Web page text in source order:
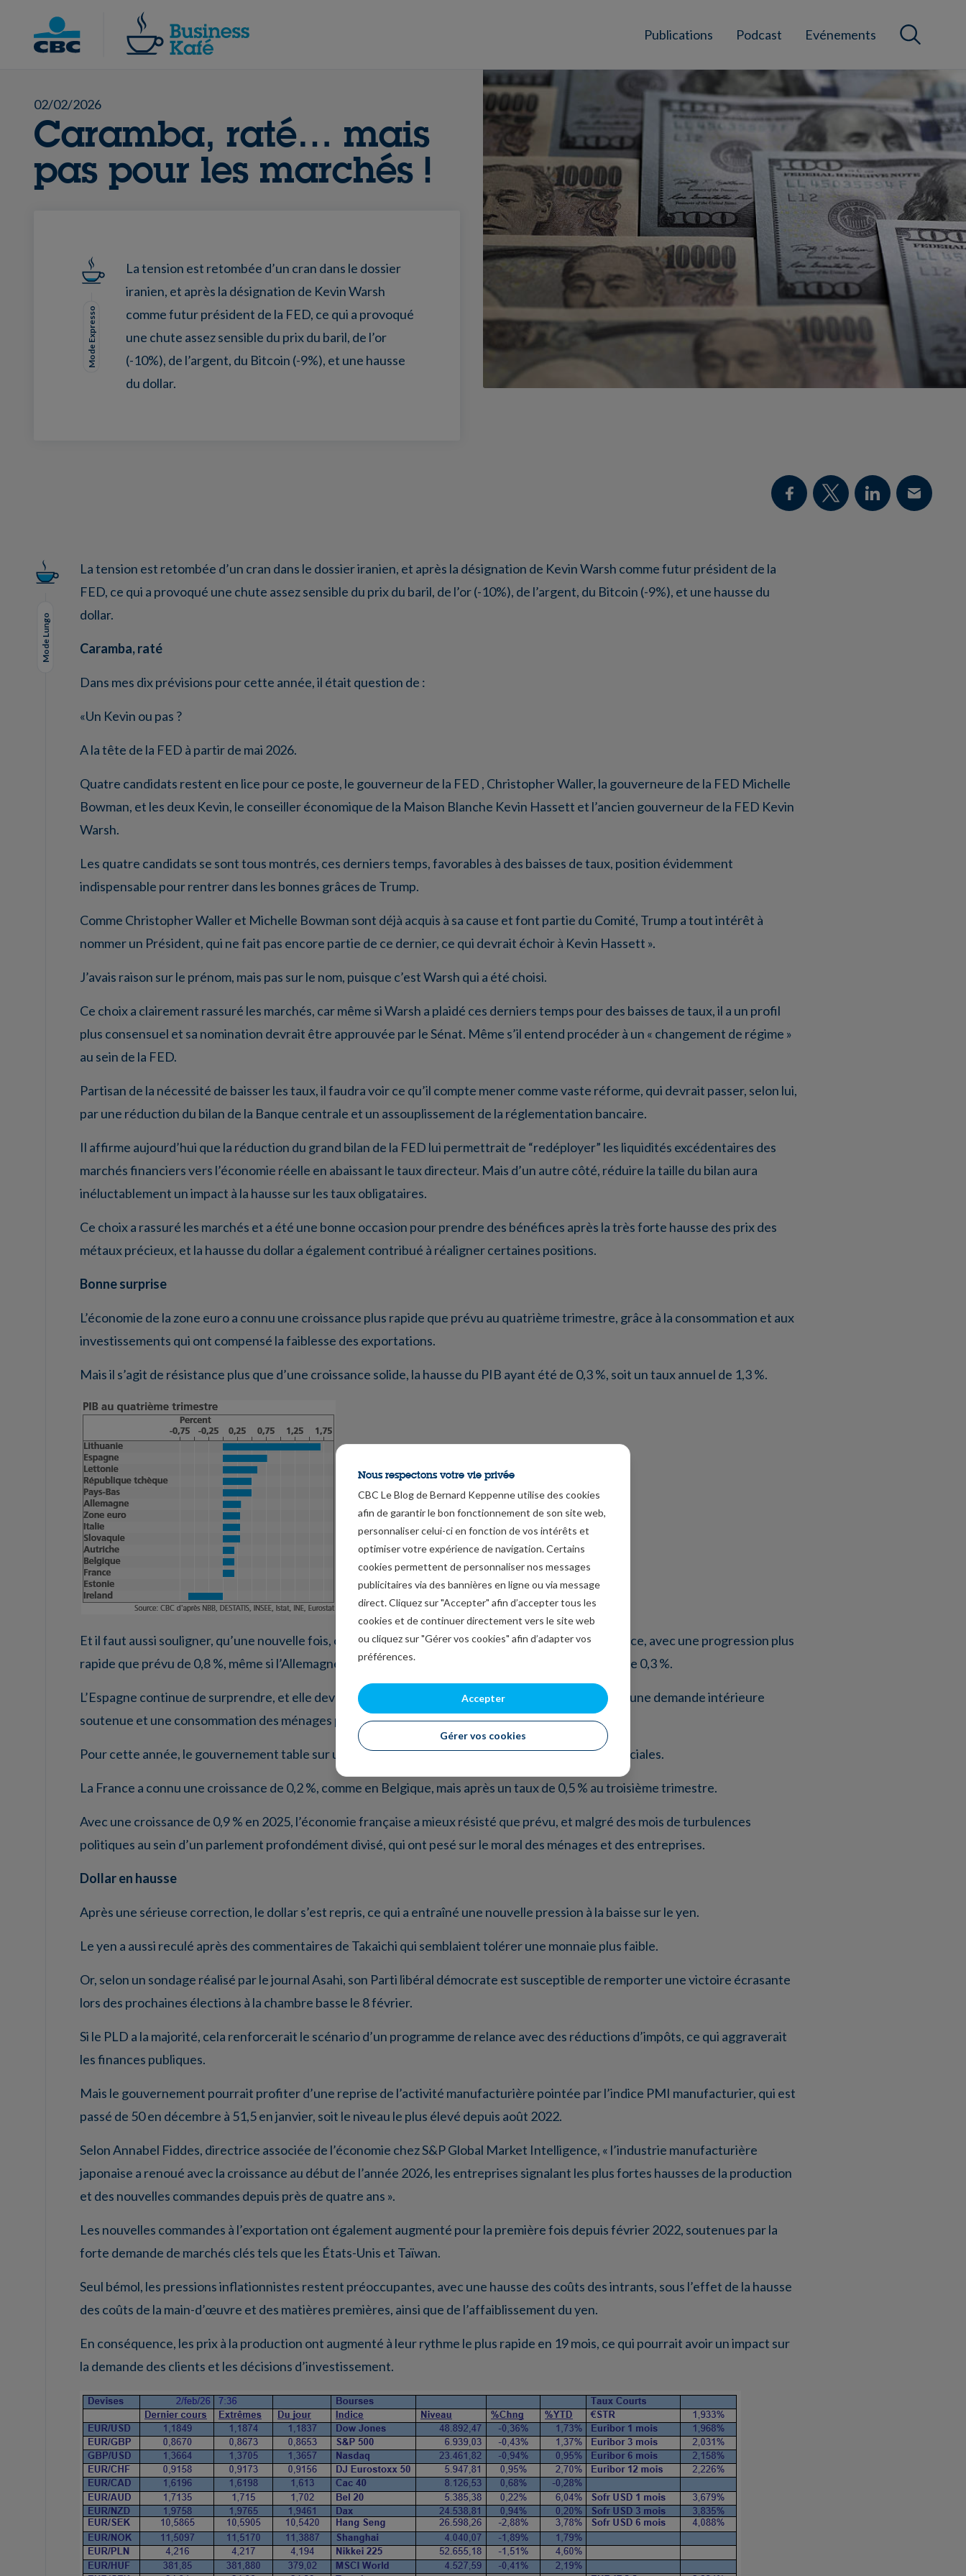
content
Publications Podcast Evénements
Chercher
02/02/2026
Caramba, raté… mais
pas pour les marchés !
Mode Expresso
La tension est retombée d’un cran dans le dossier
iranien, et après la désignation de Kevin Warsh
comme futur président de la FED, ce qui a provoqué
une chute assez sensible du prix du baril, de l’or
(-10%), de l’argent, du Bitcoin (-9%), et une hausse
du dollar.
Mode Lungo
La tension est retombée d’un cran dans le dossier iranien, et après la désignation de Kevin Warsh comme futur président de la
FED, ce qui a provoqué une chute assez sensible du prix du baril, de l’or (-10%), de l’argent, du Bitcoin (-9%), et une hausse du
dollar.
Caramba, raté
Dans mes dix prévisions pour cette année, il était question de :
«Un Kevin ou pas ?
A la tête de la FED à partir de mai 2026.
Quatre candidats restent en lice pour ce poste, le gouverneur de la FED , Christopher Waller, la gouverneure de la FED Michelle
Bowman, et les deux Kevin, le conseiller économique de la Maison Blanche Kevin Hassett et l’ancien gouverneur de la FED Kevin
Warsh.
Les quatre candidats se sont tous montrés, ces derniers temps, favorables à des baisses de taux, position évidemment
indispensable pour rentrer dans les bonnes grâces de Trump.
Comme Christopher Waller et Michelle Bowman sont déjà acquis à sa cause et font partie du Comité, Trump a tout intérêt à
nommer un Président, qui ne fait pas encore partie de ce dernier, ce qui devrait échoir à Kevin Hassett ».
J’avais raison sur le prénom, mais pas sur le nom, puisque c’est Warsh qui a été choisi.
Ce choix a clairement rassuré les marchés, car même si Warsh a plaidé ces derniers temps pour des baisses de taux, il a un profil
plus consensuel et sa nomination devrait être approuvée par le Sénat. Même s’il entend procéder à un « changement de régime »
au sein de la FED.
Partisan de la nécessité de baisser les taux, il faudra voir ce qu’il compte mener comme vaste réforme, qui devrait passer, selon lui,
par une réduction du bilan de la Banque centrale et un assouplissement de la réglementation bancaire.
Il affirme aujourd’hui que la réduction du grand bilan de la FED lui permettrait de “redéployer” les liquidités excédentaires des
marchés financiers vers l’économie réelle en abaissant le taux directeur. Mais d’un autre côté, réduire la taille du bilan aura
inéluctablement un impact à la hausse sur les taux obligataires.
Ce choix a rassuré les marchés et a été une bonne occasion pour prendre des bénéfices après la très forte hausse des prix des
métaux précieux, et la hausse du dollar a également contribué à réaligner certaines positions.
Bonne surprise
L’économie de la zone euro a connu une croissance plus rapide que prévu au quatrième trimestre, grâce à la consommation et aux
investissements qui ont compensé la faiblesse des exportations.
Mais il s’agit de résistance plus que d’une croissance solide, la hausse du PIB ayant été de 0,3 %, soit un taux annuel de 1,3 %.
Et il faut aussi souligner, qu’une nouvelle fois, c’est l’Espagne qui est restée le moteur de la croissance, avec une progression plus
rapide que prévu de 0,8 %, même si l’Allemagne a fait un peu mieux que prévu avec une croissance de 0,3 %.
L’Espagne continue de surprendre, et elle devrait afficher une croissance de 2,8 % en 2025 grâce à une demande intérieure
soutenue et une consommation des ménages plus élevée.
Pour cette année, le gouvernement table sur une croissance de 2,2 % à cause des tensions commerciales.
La France a connu une croissance de 0,2 %, comme en Belgique, mais après un taux de 0,5 % au troisième trimestre.
Avec une croissance de 0,9 % en 2025, l’économie française a mieux résisté que prévu, et malgré des mois de turbulences
politiques au sein d’un parlement profondément divisé, qui ont pesé sur le moral des ménages et des entreprises.
Dollar en hausse
Après une sérieuse correction, le dollar s’est repris, ce qui a entraîné une nouvelle pression à la baisse sur le yen.
Le yen a aussi reculé après des commentaires de Takaichi qui semblaient tolérer une monnaie plus faible.
Or, selon un sondage réalisé par le journal Asahi, son Parti libéral démocrate est susceptible de remporter une victoire écrasante
lors des prochaines élections à la chambre basse le 8 février.
Si le PLD a la majorité, cela renforcerait le scénario d’un programme de relance avec des réductions d’impôts, ce qui aggraverait
les finances publiques.
Mais le gouvernement pourrait profiter d’une reprise de l’activité manufacturière pointée par l’indice PMI manufacturier, qui est
passé de 50 en décembre à 51,5 en janvier, soit le niveau le plus élevé depuis août 2022.
Selon Annabel Fiddes, directrice associée de l’économie chez S&P Global Market Intelligence, « l’industrie manufacturière
japonaise a renoué avec la croissance au début de l’année 2026, les entreprises signalant les plus fortes hausses de la production
et des nouvelles commandes depuis près de quatre ans ».
Les nouvelles commandes à l’exportation ont également augmenté pour la première fois depuis février 2022, soutenues par la
forte demande de marchés clés tels que les États-Unis et Taïwan.
Seul bémol, les pressions inflationnistes restent préoccupantes, avec une hausse des coûts des intrants, sous l’effet de la hausse
des coûts de la main-d’œuvre et des matières premières, ainsi que de l’affaiblissement du yen.
En conséquence, les prix à la production ont augmenté à leur rythme le plus rapide en 19 mois, ce qui pourrait avoir un impact sur
la demande des clients et les décisions d’investissement.
Nous respectons votre vie privée
CBC Le Blog de Bernard Keppenne utilise des cookies
afin de garantir le bon fonctionnement de son site web,
personnaliser celui-ci en fonction de vos intérêts et
optimiser votre expérience de navigation. Certains
cookies permettent de personnaliser nos messages
publicitaires via des bannières en ligne ou via message
direct. Cliquez sur "Accepter" afin d’accepter tous les
cookies et de continuer directement vers le site web
ou cliquez sur "Gérer vos cookies" afin d’adapter vos
préférences.
Accepter
Gérer vos cookies